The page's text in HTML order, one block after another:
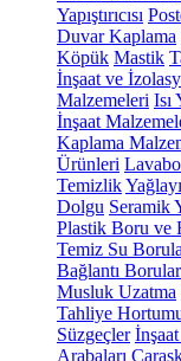
Yapıştırıcısı
Duvar Kaplama
Köpük Mastik
İnşaat ve
Malzemeleri Isı
İnşaat
Kaplama
Ürünleri
Temizlik
Dolgu Seramik
Plastik Boru ve
Temiz Su
Bağlantı
Musluk Uzatma
Tahliye
Süzgeçler
Arabaları